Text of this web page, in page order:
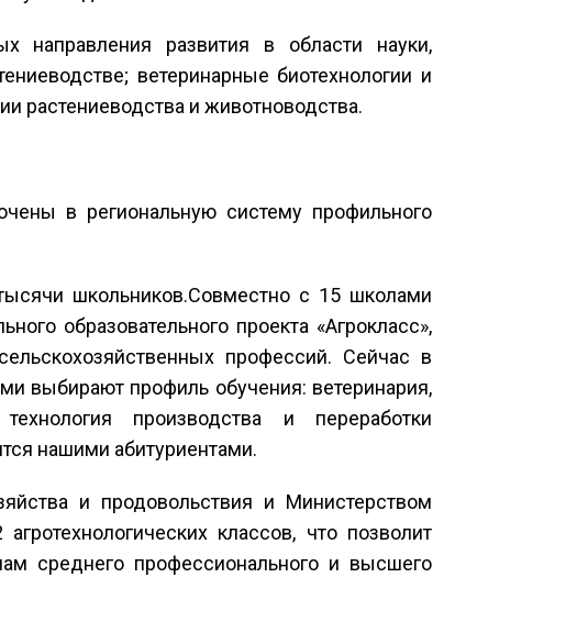
направления развития в области науки,
ветеринарные биотехнологии и
растениеводства и животноводства.
в региональную систему профильного
школьников.Совместно с 15 школами
образовательного проекта «Агрокласс»,
профессий. Сейчас в
выбирают профиль обучения: ветеринария,
производства и переработки
нашими абитуриентами.
и продовольствия и Министерством
классов, что позволит
среднего профессионального и высшего